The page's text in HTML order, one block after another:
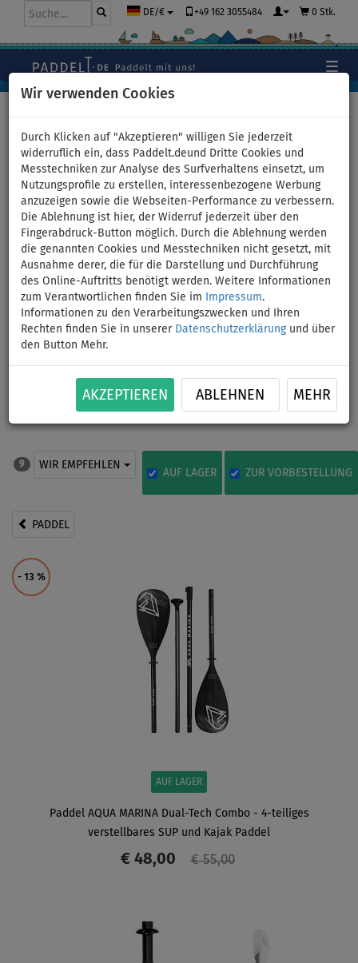
Wir verwenden Cookies
Durch Klicken auf "Akzeptieren" willigen Sie jederzeit
widerruflich ein, dass Paddelt.deund Dritte Cookies und
Messtechniken zur Analyse des Surfverhaltens einsetzt, um
Nutzungsprofile zu erstellen, interessenbezogene Werbung
anzuzeigen sowie die Webseiten-Performance zu verbessern.
Die Ablehnung ist hier, der Widerruf jederzeit über den
Fingerabdruck-Button möglich. Durch die Ablehnung werden
die genannten Cookies und Messtechniken nicht gesetzt, mit
Ausnahme derer, die für die Darstellung und Durchführung
des Online-Auftritts benötigt werden. Weitere Informationen
zum Verantwortlichen finden Sie im
Impressum.
Informationen zu den Verarbeitungszwecken und Ihren
Rechten finden Sie in unserer Datenschutzerklärungund über
den Button Mehr.
AKZEPTIEREN ABLEHNEN MEHR
DE/€ +49 162 3055484 0 Stk.
Aluminium Paddel für SUP
Boards
Basis Paddel sind meist aus einem Aluminiumschaft und
Kunstoffblatt gefertigt. Der Nachteil dieser Paddels ist ihr
Gewicht. Es beträgt normalerweise etwa 1 kg. Beachten Sie auch,
dass diese Paddel nur für eine begrenzte Zeit schwimmen. Der
Verstellmechanismus im Schaft hat mehrere Löcher, die nicht
gut genug abgedichtet werden können. Wenn das Paddel längere
Zeit im Wasser liegt, füllt sich der Schaft und das Paddel sinkt
ist der Aluminium-Schaft sehr steif und kann sich nicht zurück
biegen, wenn Sie das Paddel mit zu viel Kraft einsetzen. Es
9 WIR EMPFEHLEN
AUF LAGER ZUR VORBESTELLUNG
PADDEL
- 13 %
AUF LAGER
Paddel AQUA MARINA Dual-Tech Combo - 4-teiliges
verstellbares SUP und Kajak Paddel
€ 48,00 € 55,00